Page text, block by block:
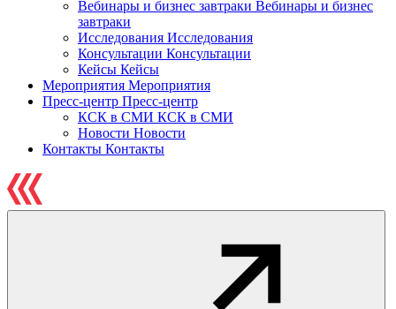
Вебинары и бизнес завтраки Вебинары и бизнес
завтраки
Исследования Исследования
Консультации Консультации
Кейсы Кейсы
Мероприятия Мероприятия
Пресс-центр Пресс-центр
КСК в СМИ КСК в СМИ
Новости Новости
Контакты Контакты